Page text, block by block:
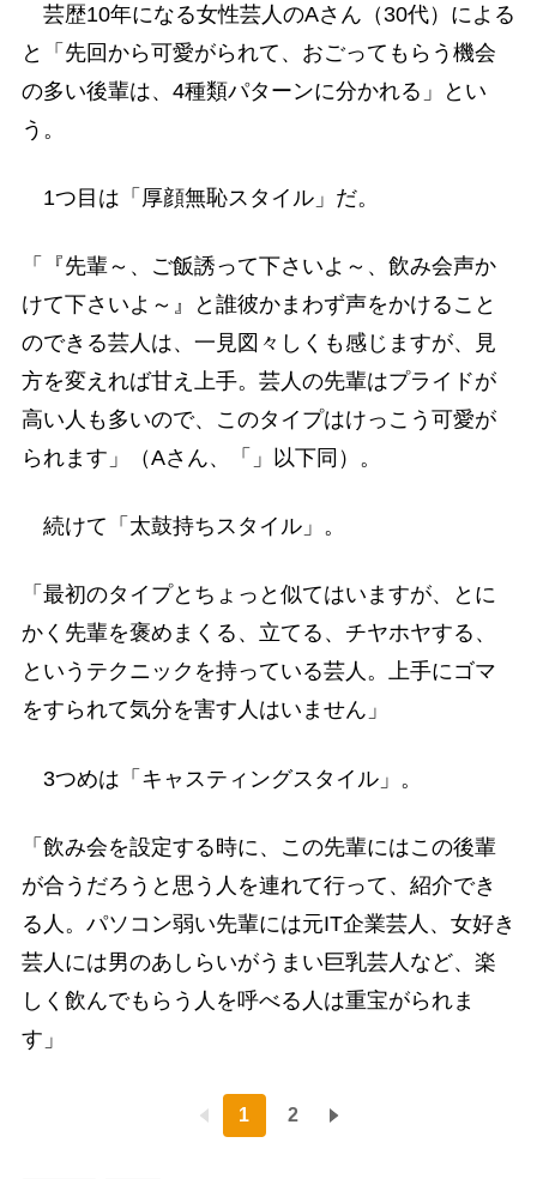
芸歴10年になる女性芸人のAさん（30代）による
と「先回から可愛がられて、おごってもらう機会
の多い後輩は、4種類パターンに分かれる」とい
う。
1つ目は「厚顔無恥スタイル」だ。
「『先輩～、ご飯誘って下さいよ～、飲み会声か
けて下さいよ～』と誰彼かまわず声をかけること
のできる芸人は、一見図々しくも感じますが、見
方を変えれば甘え上手。芸人の先輩はプライドが
高い人も多いので、このタイプはけっこう可愛が
られます」（Aさん、「」以下同）。
続けて「太鼓持ちスタイル」。
「最初のタイプとちょっと似てはいますが、とに
かく先輩を褒めまくる、立てる、チヤホヤする、
というテクニックを持っている芸人。上手にゴマ
をすられて気分を害す人はいません」
3つめは「キャスティングスタイル」。
「飲み会を設定する時に、この先輩にはこの後輩
が合うだろうと思う人を連れて行って、紹介でき
る人。パソコン弱い先輩には元IT企業芸人、女好き
芸人には男のあしらいがうまい巨乳芸人など、楽
しく飲んでもらう人を呼べる人は重宝がられま
す」
1 2